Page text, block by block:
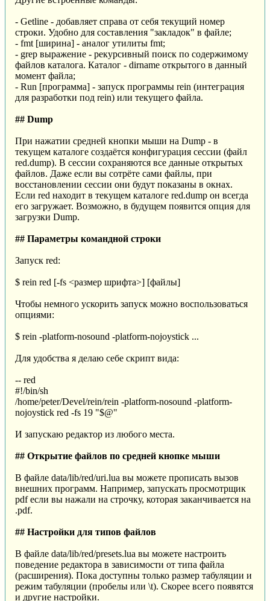
- Getline - добавляет справа от себя текущий номер
строки. Удобно для составления "закладок" в файле;
- fmt [ширина] - аналог утилиты fmt;
- grep выражение - рекурсивный поиск по содержимому
файлов каталога. Каталог - dirname открытого в данный
момент файла;
- Run [программа] - запуск программы rein (интеграция
для разработки под rein) или текущего файла.
## Dump
При нажатии средней кнопки мыши на Dump - в
текущем каталоге создаётся конфигурация сессии (файл
red.dump). В сессии сохраняются все данные открытых
файлов. Даже если вы сотрёте сами файлы, при
восстановлении сессии они будут показаны в окнах.
Если red находит в текущем каталоге red.dump он всегда
его загружает. Возможно, в будущем появится опция для
загрузки Dump.
## Параметры командной строки
Запуск red:
$ rein red [-fs <размер шрифта>] [файлы]
Чтобы немного ускорить запуск можно воспользоваться
опциями:
$ rein -platform-nosound -platform-nojoystick ...
Для удобства я делаю себе скрипт вида:
-- red
#!/bin/sh
/home/peter/Devel/rein/rein -platform-nosound -platform-
nojoystick red -fs 19 "$@"
И запускаю редактор из любого места.
## Открытие файлов по средней кнопке мыши
В файле data/lib/red/uri.lua вы можете прописать вызов
внешних программ. Например, запускать просмотрщик
pdf если вы нажали на строчку, которая заканчивается на
.pdf.
## Настройки для типов файлов
В файле data/lib/red/presets.lua вы можете настроить
поведение редактора в зависимости от типа файла
(расширения). Пока доступны только размер табуляции и
режим табуляции (пробелы или \t). Скорее всего появятся
и другие настройки.